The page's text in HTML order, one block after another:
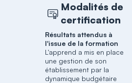
Modalités de
certification
Résultats attendus à
l'issue de la formation
L'apprend a mis en place
une gestion de son
établissement par la
dynamique budgétaire